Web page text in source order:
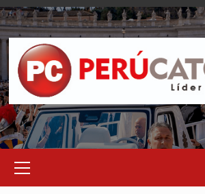
Menu